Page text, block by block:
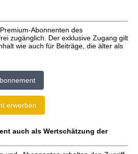
Abonnenten des
zugänglich. Der exklusive Zugang gilt
wie auch für Beiträge, die älter als
erwerben
auch als Wertschätzung der